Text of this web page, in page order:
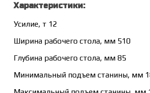
Характеристики:
Усилие, т 12
Ширина рабочего стола, мм 510
Глубина рабочего стола, мм 85
Минимальный подъем станины, мм